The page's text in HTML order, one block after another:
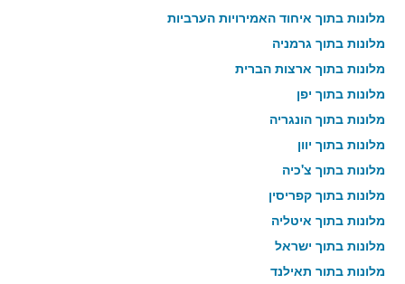
מלונות בתוך איחוד האמירויות הערביות
מלונות בתוך גרמניה
מלונות בתוך ארצות הברית
מלונות בתוך יפן
מלונות בתוך הונגריה
מלונות בתוך יוון
מלונות בתוך צ'כיה
מלונות בתוך קפריסין
מלונות בתוך איטליה
מלונות בתוך ישראל
מלונות בתוך תאילנד